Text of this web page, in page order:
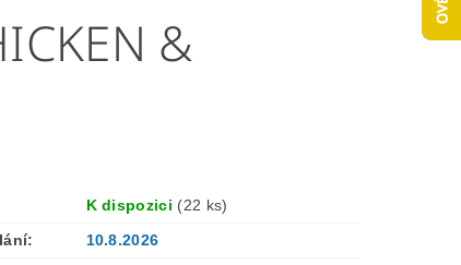
&
K dispozici (22 ks)
10.8.2026